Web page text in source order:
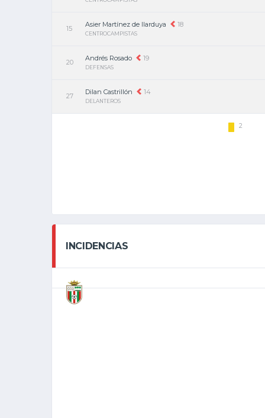
15 Asier Martínez de Ilarduya 18
CENTROCAMPISTAS
20 Andrés Rosado 19
DEFENSAS
27 Dilan Castrillón 14
DELANTEROS
2
INCIDENCIAS